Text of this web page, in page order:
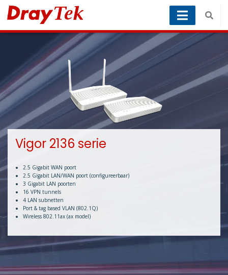
Vigor 2136 serie
2.5 Gigabit WAN poort
2.5 Gigabit LAN/WAN poort (configureerbaar)
3 Gigabit LAN poorten
16 VPN tunnels
4 LAN subnetten
Port & tag based VLAN (802.1Q)
Wireless 802.11ax (ax model)